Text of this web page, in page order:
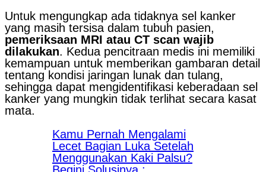
Untuk mengungkap ada tidaknya sel kanker
yang masih tersisa dalam tubuh pasien,
pemeriksaan MRI atau CT scan wajib
dilakukan. Kedua pencitraan medis ini memiliki
kemampuan untuk memberikan gambaran detail
tentang kondisi jaringan lunak dan tulang,
sehingga dapat mengidentifikasi keberadaan sel
kanker yang mungkin tidak terlihat secara kasat
mata.
Kamu Pernah Mengalami
Lecet Bagian Luka Setelah
Menggunakan Kaki Palsu?